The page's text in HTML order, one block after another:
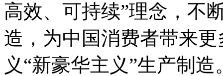
高效、可持续”理念，不
造，为中国消费者带来
义“新豪华主义”生产制造